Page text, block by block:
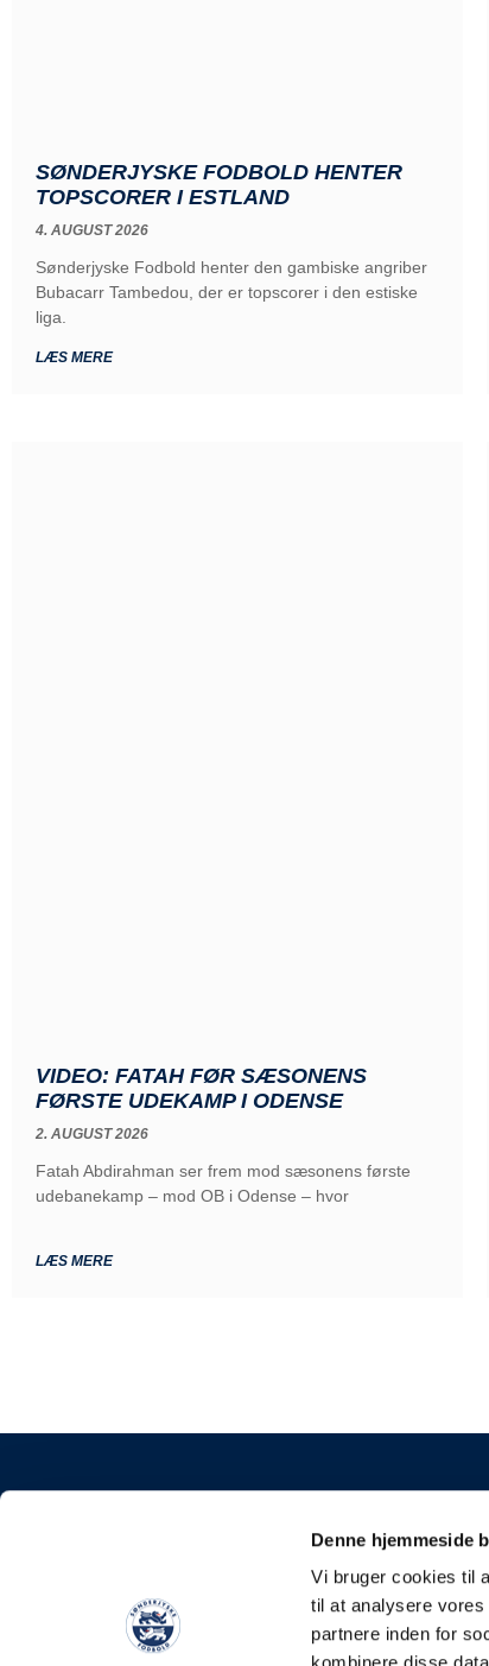
Denne hjemmeside
Vi bruger cookies til
til at analysere
partnere inden for
SØNDERJYSKE FODBOLD HENTER
TOPSCORER I ESTLAND
4. AUGUST 2026
Sønderjyske Fodbold henter den gambiske angriber
Bubacarr Tambedou, der er topscorer i den estiske
liga.
LÆS MERE
VIDEO: FATAH FØR SÆSONENS
FØRSTE UDEKAMP I ODENSE
2. AUGUST 2026
Fatah Abdirahman ser frem mod sæsonens første
udebanekamp – mod OB i Odense – hvor
LÆS MERE
Stadionvej 5,
E-mail:
Tlf: +45 4248